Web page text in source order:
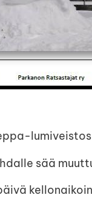
sää